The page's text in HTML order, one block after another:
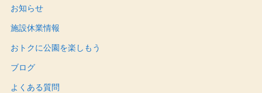
お知らせ
施設休業情報
おトクに公園を楽しもう
ブログ
よくある質問